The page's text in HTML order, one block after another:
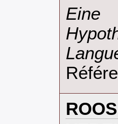
‎Eine